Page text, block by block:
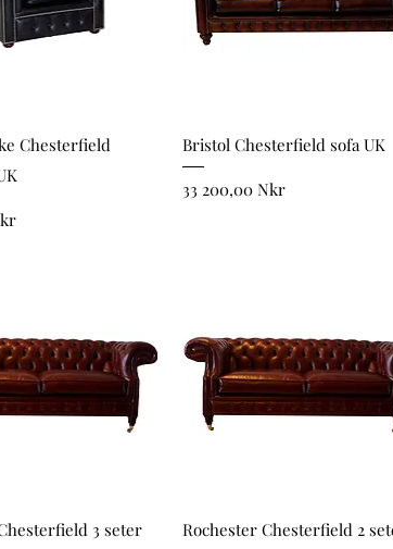
Chesterfield
Snabbvisning
Bristol Chesterfield sofa UK
Pris
33 200,00 Nkr
3 seter Snabbvisning
Rochester Chesterfield 2